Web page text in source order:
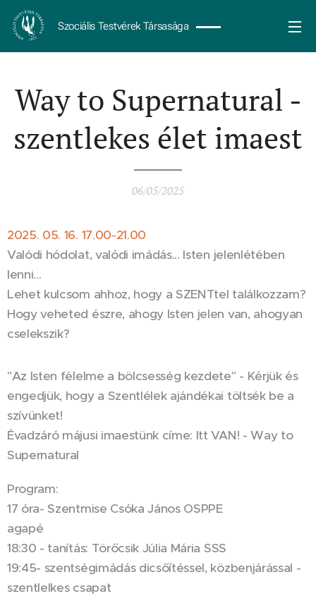
Szociális Testvérek Társasága
Way to Supernatural -
szentlekes élet imaest
06/05/2025
2025. 05. 16. 17.00-21.00
Valódi hódolat, valódi imádás... Isten jelenlétében
lenni...
Lehet kulcsom ahhoz, hogy a SZENTtel találkozzam?
Hogy veheted észre, ahogy Isten jelen van, ahogyan
cselekszik?
"Az Isten félelme a bölcsesség kezdete" - Kérjük és
engedjük, hogy a Szentlélek ajándékai töltsék be a
szívünket!
Évadzáró májusi imaestünk címe: Itt VAN! - Way to
Supernatural
Program:
17 óra- Szentmise Csóka János OSPPE
agapé
18:30 - tanítás: Törőcsik Júlia Mária SSS
19:45- szentségimádás dicsőítéssel, közbenjárással -
szentlelkes csapat